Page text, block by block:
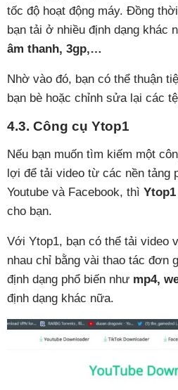
tốc độ hoạt động máy. Đồng
bạn tải ở nhiều định dạng khác
âm thanh, 3gp,…
Nhờ vào đó, bạn có thể thuận
bạn bè hoặc chỉnh sửa lại các
4.3. Công cụ Ytop1
Nếu bạn muốn tìm kiếm một
lợi để tải video từ các nền tảng
Youtube và Facebook, thì Ytop1
cho bạn.
Với Ytop1, bạn có thể tải video
nhau chỉ bằng vài thao tác đơn
định dạng phổ biến như mp4,
định dạng khác nữa.